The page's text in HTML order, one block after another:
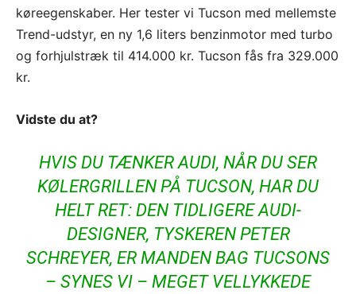
køreegenskaber. Her tester vi Tucson med mellemste
Trend-udstyr, en ny 1,6 liters benzinmotor med turbo
og forhjulstræk til 414.000 kr. Tucson fås fra 329.000
kr.
Vidste du at?
HVIS DU TÆNKER AUDI, NÅR DU SER
KØLERGRILLEN PÅ TUCSON, HAR DU
HELT RET: DEN TIDLIGERE AUDI-
DESIGNER, TYSKEREN PETER
SCHREYER, ER MANDEN BAG TUCSONS
– SYNES VI – MEGET VELLYKKEDE